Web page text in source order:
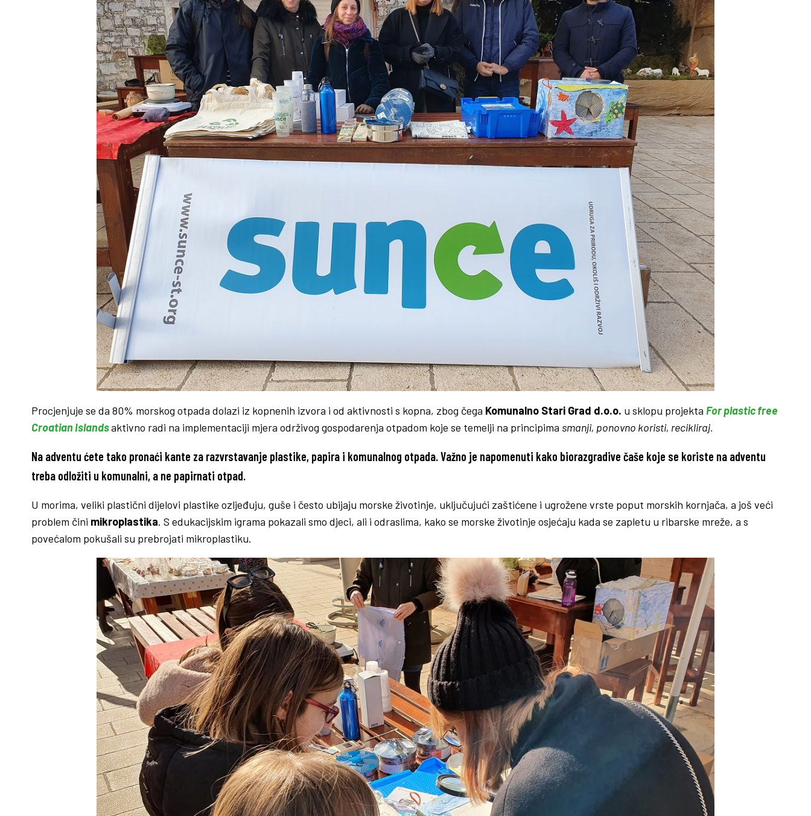
Procjenjuje se da 80% morskog otpada dolazi iz kopnenih izvora i od aktivnosti s kopna, zbog čega Komunalno Stari Grad d.o.o. u sklopu projekta For plastic free
Croatian Islandsaktivno radi na implementaciji mjera održivog gospodarenja otpadom koje se temelji na principima smanji, ponovno koristi, recikliraj.
Na adventu ćete tako pronaći kante za razvrstavanje plastike, papira i komunalnog otpada. Važno je napomenuti kako biorazgradive čaše koje se koriste na adventu
treba odložiti u komunalni, a ne papirnati otpad.
U morima, veliki plastični dijelovi plastike ozljeđuju, guše i često ubijaju morske životinje, uključujući zaštićene i ugrožene vrste poput morskih kornjača, a još veći
problem čini mikroplastika. S edukacijskim igrama pokazali smo djeci, ali i odraslima, kako se morske životinje osjećaju kada se zapletu u ribarske mreže, a s
povećalom pokušali su prebrojati mikroplastiku.